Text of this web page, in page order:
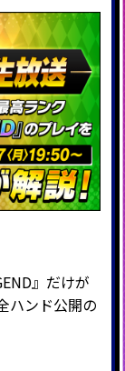
』だけが
ハンド公開の